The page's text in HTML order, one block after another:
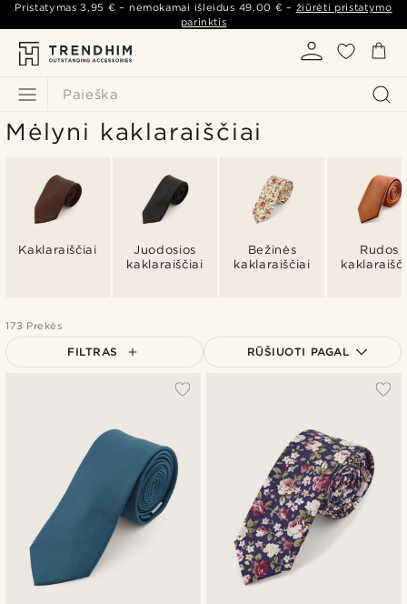
Paieška
Pristatymas3,95 € – nemokamai išleidus 49,00 € – žiūrėti pristatymo
parinktis
Mėlyni kaklaraiščiai
Kaklaraiščiai
Juodosios
kaklaraiščiai
Bežinės
kaklaraiščiai
Rudos
173 Prekės
FILTRAS RŪŠIUOTI PAGAL
Brangiausia